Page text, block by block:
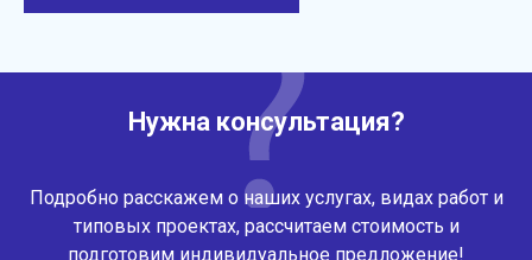
Нужна консультация?
Подробно расскажем о наших услугах, видах работ и
типовых проектах, рассчитаем стоимость и
подготовим индивидуальное предложение!